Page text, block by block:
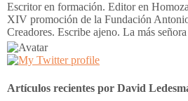
Escritor en formación. Editor en
XIV promoción de la Fundación
Creadores. Escribe ajeno. La más
Artículos recientes por David